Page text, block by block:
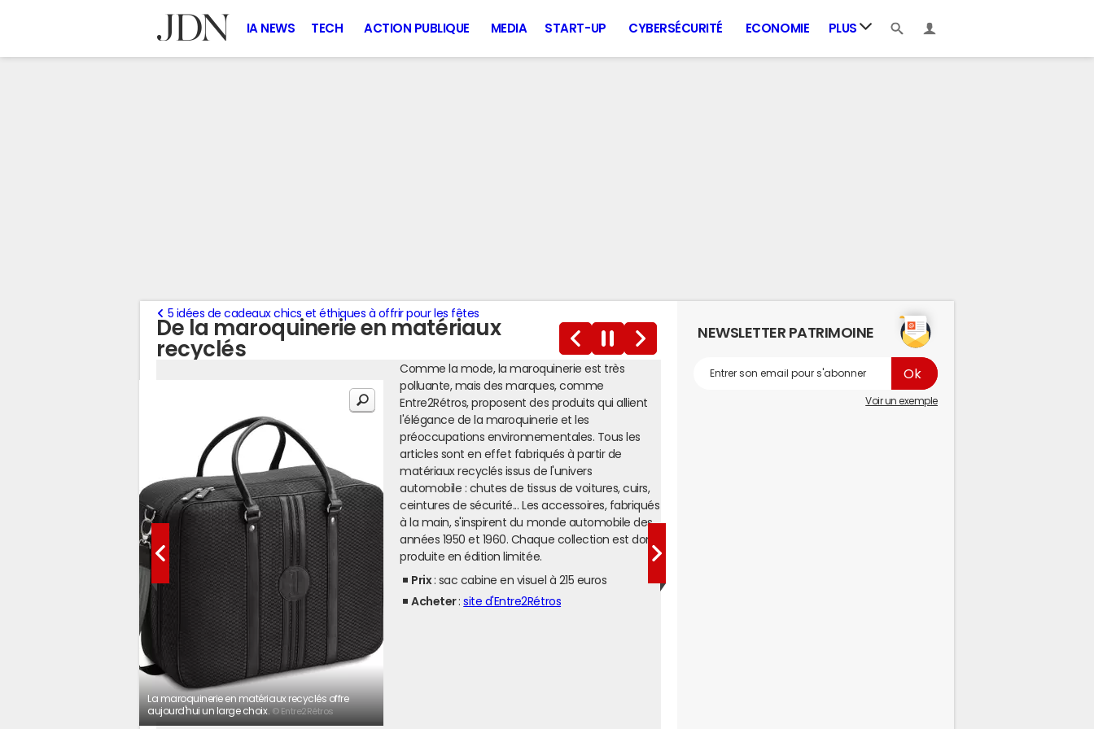
IA NEWS TECH ACTION PUBLIQUE MEDIA START-UP CYBERSÉCURITÉ ECONOMIE PLUS
De la maroquinerie en matériaux
recyclés
5 idées de cadeaux chics et éthiques à offrir pour les fêtes
La maroquinerie en matériaux recyclés offre
aujourd'hui un large choix. © Entre2Rétros
Comme la mode, la maroquinerie est très
polluante, mais des marques, comme
Entre2Rétros, proposent des produits qui allient
l'élégance de la maroquinerie et les
préoccupations environnementales. Tous les
articles sont en effet fabriqués à partir de
matériaux recyclés issus de l'univers
automobile : chutes de tissus de voitures, cuirs,
ceintures de sécurité... Les accessoires, fabriqués
à la main, s'inspirent du monde automobile des
années 1950 et 1960. Chaque collection est donc
produite en édition limitée.
Prix : sac cabine en visuel à 215 euros
Acheter :site d'Entre2Rétros
NEWSLETTER PATRIMOINE
Voir un exemple